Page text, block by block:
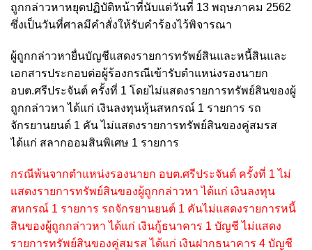
ถูกกล่าวหาหยุดปฏิบัติหน้าที่นับแต่วันที่ 13 พฤษภาคม 2562
ซึ่งเป็นวันที่ศาลมีคำสั่งให้รับคำร้องไว้พิจารณา
ผู้ถูกกล่าวหายื่นบัญชีแสดงรายการทรัพย์สินและหนี้สินและ
เอกสารประกอบต่อผู้ร้องกรณีเข้ารับตำแหน่งรองนายก
อบต.ศรีประจันต์ ครั้งที่ 1 โดยไม่แสดงรายการทรัพย์สินของผู้
ถูกกล่าวหา ได้แก่ เงินลงทุนหุ้นสหกรณ์ 1 รายการ รถ
จักรยานยนต์ 1 คัน ไม่แสดงรายการทรัพย์สินของคู่สมรส
ได้แก่ สลากออมสินพิเศษ 1 รายการ
กรณีพ้นจากตำแหน่งรองนายก อบต.ศรีประจันต์ ครั้งที่ 1 ไม่
แสดงรายการทรัพย์สินของผู้ถูกกล่าวหา ได้แก่ เงินลงทุน
สหกรณ์ 1 รายการ รถจักรยานยนต์ 1 คันไม่แสดงรายการหนี้
สินของผู้ถูกกล่าวหา ได้แก่ เงินกู้ธนาคาร 1 บัญชี ไม่แสดง
รายการทรัพย์สินของคู่สมรส ได้แก่ เงินฝากธนาคาร 4 บัญชี